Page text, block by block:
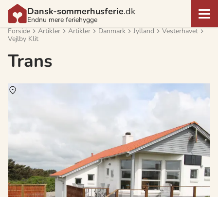
Dansk-sommerhusferie.dk
Endnu mere feriehygge
Forside
Artikler Artikler Danmark Jylland
Vesterhavet
Vejlby Klit
Trans